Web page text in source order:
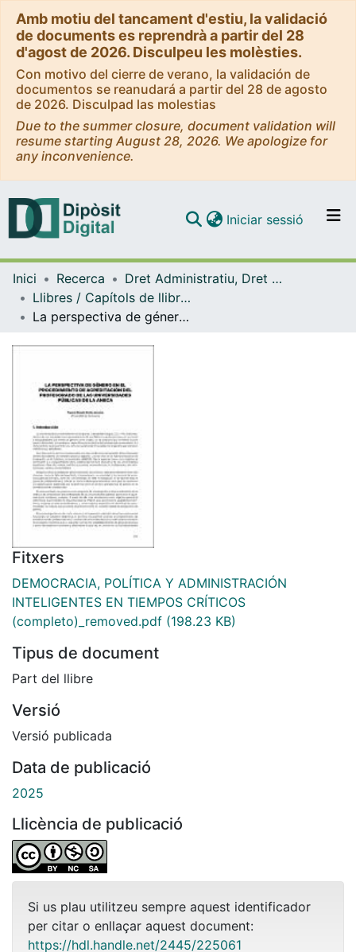
Amb motiu del tancament d'estiu, la validació
de documents es reprendrà a partir del 28
d'agost de 2026. Disculpeu les molèsties.
Con motivo del cierre de verano, la validación de
documentos se reanudará a partir del 28 de agosto
de 2026. Disculpad las molestias
Due to the summer closure, document validation will
resume starting August 28, 2026. We apologize for
any inconvenience.
Navega per tot el DD
Iniciar sessió (current)
Inici Recerca
Dret Administratiu, Dret Processal i Dret Financer i Tributari
Llibres / Capítols de llibre (Dret Administratiu, Dret Processal i Dret Financer i Tributari)
La perspectiva de género en el procedimiento de acreditación del profesorado de las universidades públicas de la ANECA
Fitxers
DEMOCRACIA, POLÍTICA Y ADMINISTRACIÓN
INTELIGENTES EN TIEMPOS CRÍTICOS
(completo)_removed.pdf (198.23 KB)
Tipus de document
Part del llibre
Versió
Versió publicada
Data de publicació
2025
Llicència de publicació
Si us plau utilitzeu sempre aquest identificador
per citar o enllaçar aquest document:
https://hdl.handle.net/2445/225061